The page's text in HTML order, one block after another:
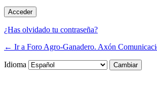
¿Has olvidado tu contraseña?
← Ir a Foro Agro-Ganadero. Axón
Idioma